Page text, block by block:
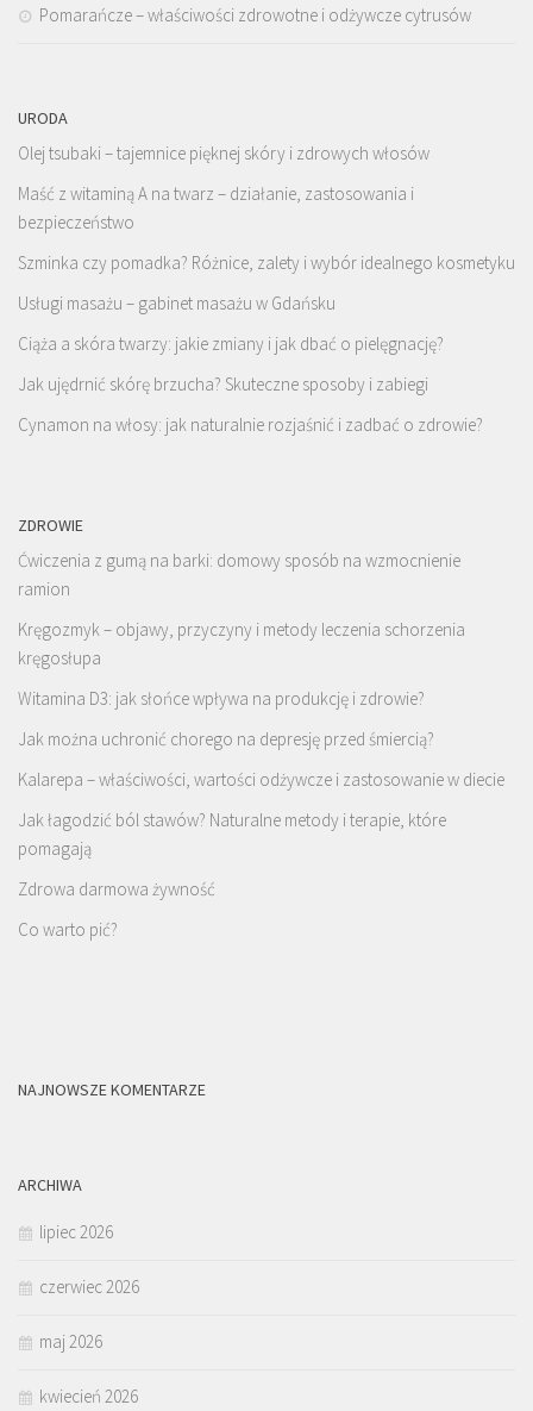
Pomarańcze – właściwości zdrowotne i odżywcze cytrusów
URODA
Olej tsubaki – tajemnice pięknej skóry i zdrowych włosów
Maść z witaminą A na twarz – działanie, zastosowania i
bezpieczeństwo
Szminka czy pomadka? Różnice, zalety i wybór idealnego kosmetyku
Usługi masażu – gabinet masażu w Gdańsku
Ciąża a skóra twarzy: jakie zmiany i jak dbać o pielęgnację?
Jak ujędrnić skórę brzucha? Skuteczne sposoby i zabiegi
Cynamon na włosy: jak naturalnie rozjaśnić i zadbać o zdrowie?
ZDROWIE
Ćwiczenia z gumą na barki: domowy sposób na wzmocnienie
ramion
Kręgozmyk – objawy, przyczyny i metody leczenia schorzenia
kręgosłupa
Witamina D3: jak słońce wpływa na produkcję i zdrowie?
Jak można uchronić chorego na depresję przed śmiercią?
Kalarepa – właściwości, wartości odżywcze i zastosowanie w diecie
Jak łagodzić ból stawów? Naturalne metody i terapie, które
pomagają
Zdrowa darmowa żywność
Co warto pić?
NAJNOWSZE KOMENTARZE
ARCHIWA
lipiec 2026
czerwiec 2026
maj 2026
kwiecień 2026